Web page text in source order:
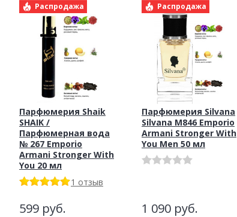
Распродажа
Парфюмерия Shaik
SHAIK /
Парфюмерная вода
№ 267 Emporio
Armani Stronger With
You 20 мл
1 отзыв
599 руб.
Распродажа
Парфюмерия Silvana
Silvana M846 Emporio
Armani Stronger With
You Men 50 мл
1 090 руб.